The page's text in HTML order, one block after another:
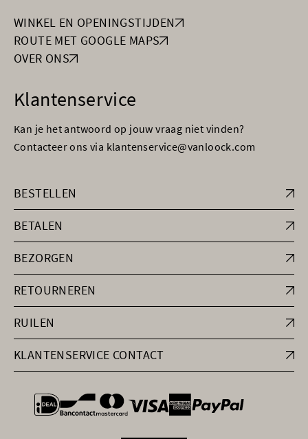
WINKEL EN OPENINGSTIJDEN
ROUTE MET GOOGLE MAPS
OVER ONS
Klantenservice
Kan je het antwoord op jouw vraag niet vinden?
Contacteer ons via klantenservice@vanloock.com
BESTELLEN
BETALEN
BEZORGEN
RETOURNEREN
RUILEN
KLANTENSERVICE CONTACT
general.paymentOptions